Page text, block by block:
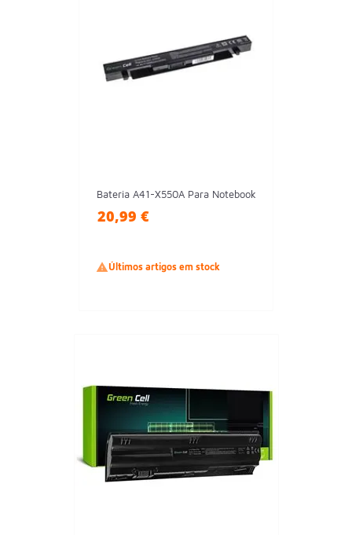
Bateria A41-X550A Para Notebook
20,99 €
Últimos artigos em stock